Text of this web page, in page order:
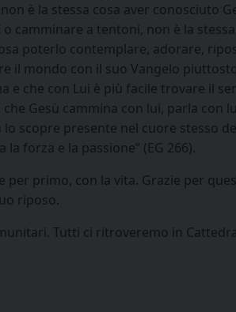
è la stessa cosa aver conosciuto
camminare a tentoni, non è la
poterlo contemplare, adorare,
il mondo con il suo Vangelo
che con Lui è più facile trovare il
Gesù cammina con lui, parla con
scopre presente nel cuore stesso
forza e la passione” (EG 266).
primo, con la vita. Grazie per
riposo.
Tutti ci ritroveremo in